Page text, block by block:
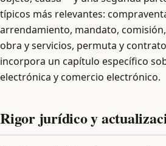
típicos más relevantes:
arrendamiento, mandato,
obra y servicios, permuta y
incorpora un capítulo específico
electrónica y comercio electrónico.
Rigor jurídico y